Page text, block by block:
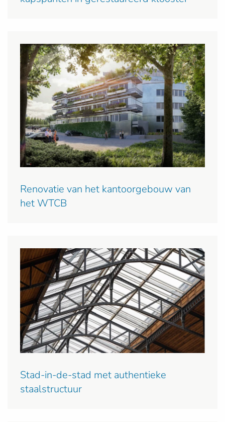
Renovatie van het kantoorgebouw van
het WTCB
Stad-in-de-stad met authentieke
staalstructuur